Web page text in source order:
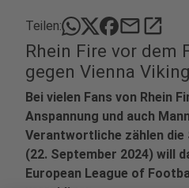
Teilen: mailopen_in_new
Rhein Fire vor dem
gegen Vienna
Bei vielen Fans von Rhein
Anspannung und auch
Verantwortliche zählen die
(22. September 2024) will
European League of